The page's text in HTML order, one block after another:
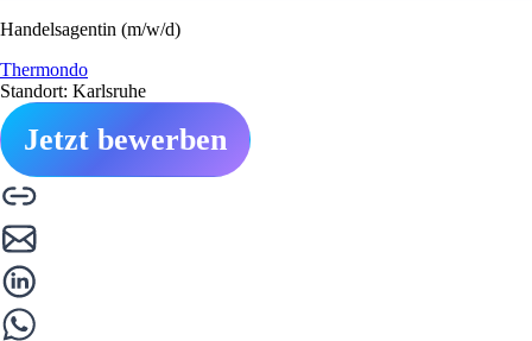
Handelsagentin (m/w/d)
Thermondo
Standort: Karlsruhe
Jetzt bewerben